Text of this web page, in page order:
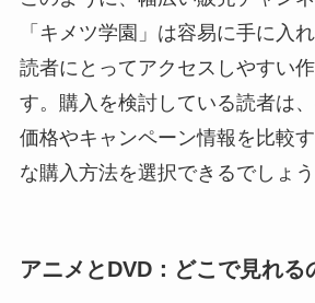
「キメツ学園」は容易に手に入
読者にとってアクセスしやすい
す。購入を検討している読者は
価格やキャンペーン情報を比較
な購入方法を選択できるでしょう
アニメとDVD：どこで見れる